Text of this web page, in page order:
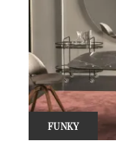
FUNKY